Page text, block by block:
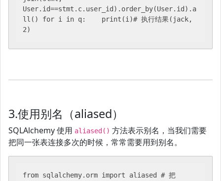
User.id==stmt.c.user_id).order_by(User.id).a
ll() for i in q:    print(i)# 执行结果(jack,
2)
3.使用别名（aliased）
SQLAlchemy 使用 aliased() 方法表示别名，当我们需要
把同一张表连接多次的时候，常常需要用到别名。
from sqlalchemy.orm import aliased # 把